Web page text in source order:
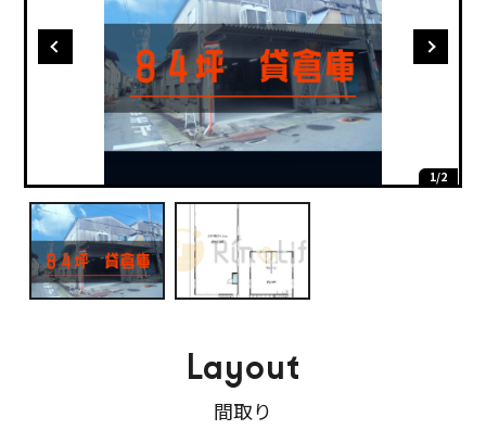
1/2
Layout
間取り